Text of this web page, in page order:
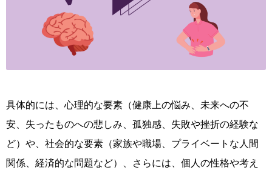
具体的には、心理的な要素（健康上の悩み、未来への不
安、失ったものへの悲しみ、孤独感、失敗や挫折の経験な
ど）や、社会的な要素（家族や職場、プライベートな人間
関係、経済的な問題など）、さらには、個人の性格や考え